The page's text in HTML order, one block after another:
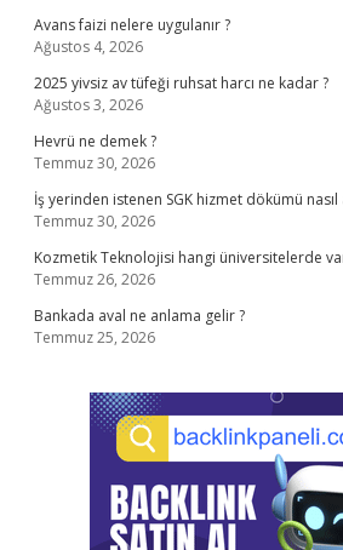
Avans faizi nelere uygulanır ?
Ağustos 4, 2026
2025 yivsiz av tüfeği ruhsat harcı ne kadar ?
Ağustos 3, 2026
Hevrü ne demek ?
Temmuz 30, 2026
İş yerinden istenen SGK hizmet dökümü nasıl
Temmuz 30, 2026
Kozmetik Teknolojisi hangi üniversitelerde
Temmuz 26, 2026
Bankada aval ne anlama gelir ?
Temmuz 25, 2026